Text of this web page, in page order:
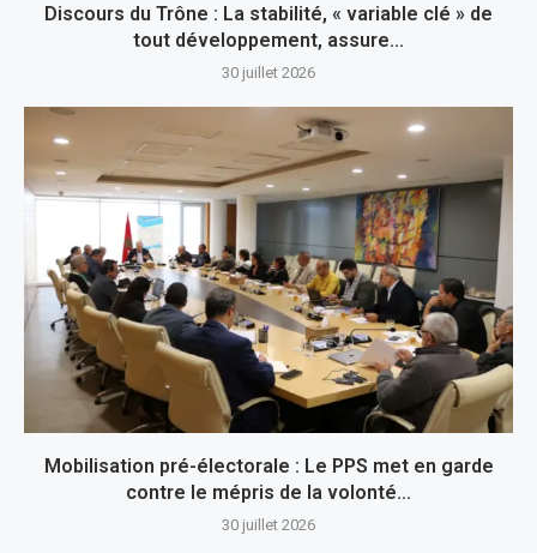
Discours du Trône : La stabilité, « variable clé » de
tout développement, assure...
30 juillet 2026
Mobilisation pré-électorale : Le PPS met en garde
contre le mépris de la volonté...
30 juillet 2026